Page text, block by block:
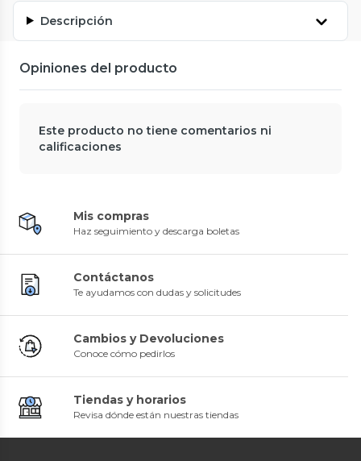
Descripción
Opiniones del producto
Este producto no tiene comentarios ni
calificaciones
Mis compras
Haz seguimiento y descarga boletas
Contáctanos
Te ayudamos con dudas y solicitudes
Cambios y Devoluciones
Conoce cómo pedirlos
Tiendas y horarios
Revisa dónde están nuestras tiendas